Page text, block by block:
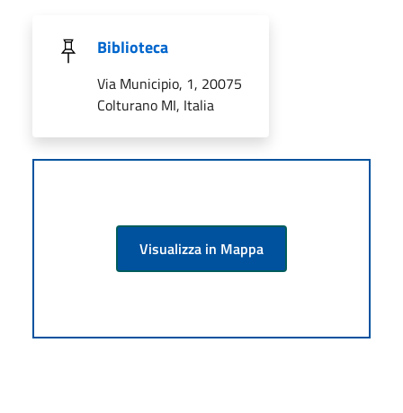
Biblioteca
Via Municipio, 1, 20075
Colturano MI, Italia
Visualizza in Mappa